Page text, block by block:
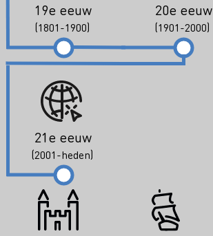
19e eeuw
(1801-1900)
20e eeuw
(1901-2000)
21e eeuw
(2001-heden)